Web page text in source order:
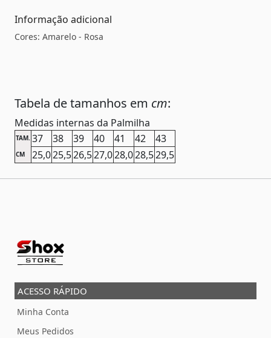
Informação adicional
Cores: Amarelo - Rosa
Tabela de tamanhos em cm:
Medidas internas da Palmilha
TAM. 37 38 39 40 41 42 43
CM 25,025,526,527,028,028,529,5
ACESSO RÁPIDO
Minha Conta
Meus Pedidos